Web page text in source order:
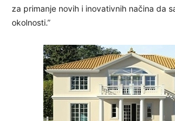
za primanje novih i inovativnih načina da
okolnosti.”